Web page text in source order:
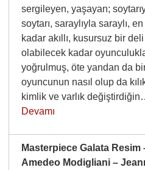
sergileyen, yaşayan;
soytarı, saraylıyla saraylı, en
kadar akıllı, kusursuz bir deli
olabilecek kadar
yoğrulmuş, öte yandan da
oyuncunun nasıl olup da
kimlik ve varlık
Devamı
Masterpiece Galata Resim
Amedeo Modigliani –